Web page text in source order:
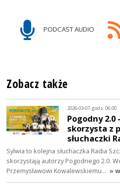
PODCAST AUDIO
Zobacz także
2026-03-07, godz. 06:00
Pogodny 2.0
skorzysta z
słuchaczki
Sylwia to kolejna słuchaczka Radia
skorzystają autorzy Pogodnego 2.0.
Przemysławowi Kowalewskiemu… »